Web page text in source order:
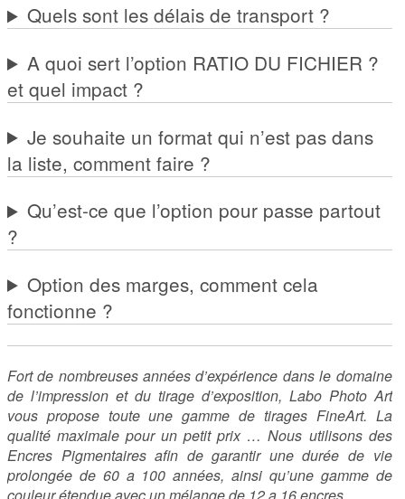
Quels sont les délais de transport ?
A quoi sert l’option RATIO DU FICHIER ?
et quel impact ?
Je souhaite un format qui n’est pas dans
la liste, comment faire ?
Qu’est-ce que l’option pour passe partout
?
Option des marges, comment cela
fonctionne ?
Fort de nombreuses années d’expérience dans le domaine
de l’impression et du tirage d’exposition, Labo Photo Art
vous propose toute une gamme de tirages FineArt. La
qualité maximale pour un petit prix … Nous utilisons des
Encres Pigmentaires afin de garantir une durée de vie
prolongée de 60 a 100 années, ainsi qu’une gamme de